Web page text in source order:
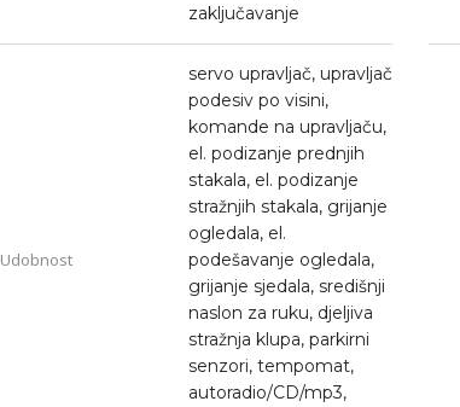
zaključavanje
Udobnost
servo upravljač, upravljač
podesiv po visini,
komande na upravljaču,
el. podizanje prednjih
stakala, el. podizanje
stražnjih stakala, grijanje
ogledala, el.
podešavanje ogledala,
grijanje sjedala, središnji
naslon za ruku, djeljiva
stražnja klupa, parkirni
senzori, tempomat,
autoradio/CD/mp3,